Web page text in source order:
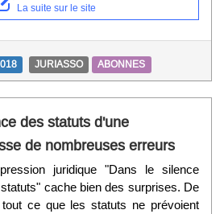
La suite sur le site
JURIASSO ABONNES
des statuts d'une
de nombreuses erreurs
juridique "Dans le silence
cache bien des surprises. De
ce que les statuts ne prévoient